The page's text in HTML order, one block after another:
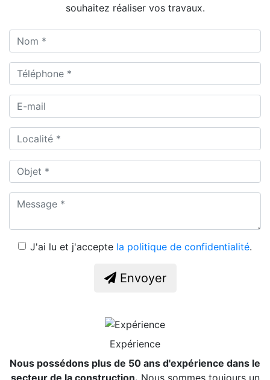
souhaitez réaliser vos travaux.
J'ai lu et j'accepte la politique de confidentialité.
Envoyer
Expérience
Nous possédons plus de 50 ans d'expérience dans le